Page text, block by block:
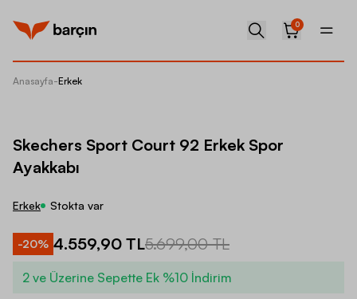
0
Anasayfa-Erkek
Skechers Sport Court 92 Erkek Spor
Ayakkabı
Erkek Stokta var
-20% 4.559,90 TL5.699,00 TL
2 ve Üzerine Sepette Ek %10 İndirim